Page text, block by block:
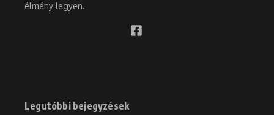
élmény legyen.
Legutóbbi bejegyzések